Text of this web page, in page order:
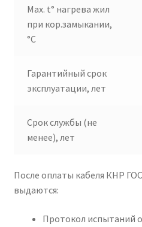
Max. t° нагрева жил
при кор.замыкании,
°C
Гарантийный срок
эксплуатации, лет
Срок службы (не
менее), лет
После оплаты кабеля КНР
выдаются:
Протокол испытаний